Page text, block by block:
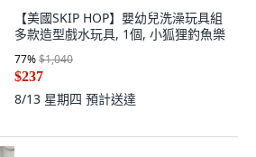
【美國SKIP HOP】嬰幼兒洗澡玩具組
多款造型戲水玩具, 1個, 小狐狸釣魚樂
77%$1,040
$237
8/13 星期四 預計送達